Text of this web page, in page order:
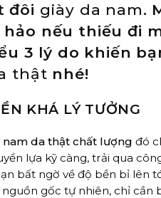
đôi giày da nam.
nếu thiếu đi
3 lý do khiến
thật nhé!
KHÁ LÝ TƯỞNG
nam da thật chất lượng đó
lựa kỹ càng, trải qua
bất ngờ về độ bền bỉ lên
gốc tự nhiên, chỉ cần